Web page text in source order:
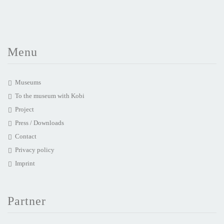
Menu
Museums
To the museum with Kobi
Project
Press / Downloads
Contact
Privacy policy
Imprint
Partner